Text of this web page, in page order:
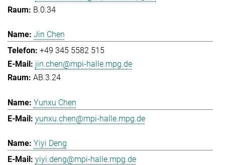
B.0.34
Jin Chen
+49 345 5582 515
jin.chen@mpi-halle.mpg.de
AB.3.24
Yunxu Chen
yunxu.chen@mpi-halle.mpg.de
Yiyi Deng
yiyi.deng@mpi-halle.mpg.de